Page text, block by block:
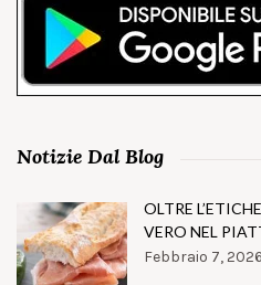
Notizie Dal Blog
OLTRE
VERO NEL
Febbraio 7, 2026